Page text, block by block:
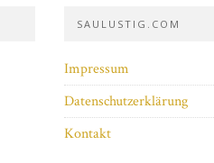
SAULUSTIG.COM
Impressum
Datenschutzerklärung
Kontakt